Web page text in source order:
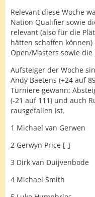
Relevant diese Woche
Nation Qualifier sowie
relevant (also für die
hätten schaffen
Open/Masters sowie die
Aufsteiger der Woche
Andy Baetens (+24 auf
Turniere gewann;
(-21 auf 111) und auch
rausgefallen ist.
1 Michael van Gerwen
2 Gerwyn Price [-]
3 Dirk van Duijvenbode
4 Michael Smith